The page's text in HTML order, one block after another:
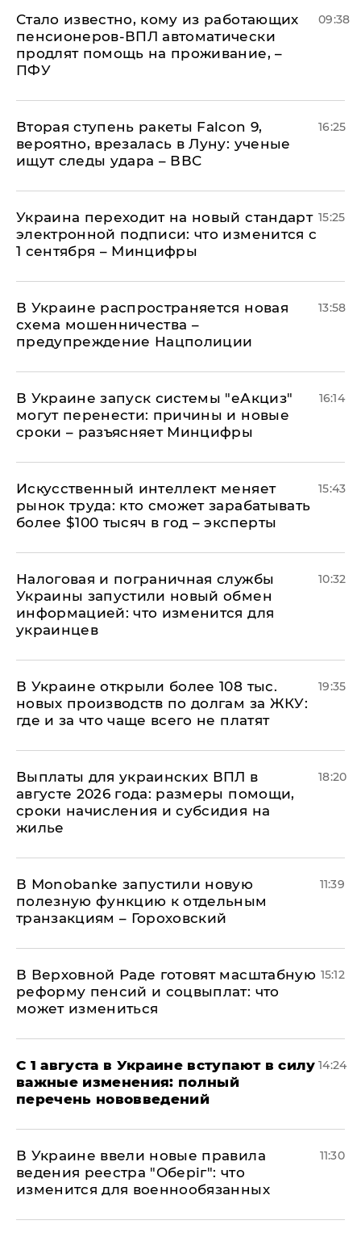
Стало известно, кому из работающих
пенсионеров-ВПЛ автоматически
продлят помощь на проживание, –
ПФУ
09:38
Вторая ступень ракеты Falcon 9,
вероятно, врезалась в Луну: ученые
ищут следы удара – ВВС
16:25
Украина переходит на новый стандарт
электронной подписи: что изменится с
1 сентября – Минцифры
15:25
В Украине распространяется новая
схема мошенничества –
предупреждение Нацполиции
13:58
В Украине запуск системы "еАкциз"
могут перенести: причины и новые
сроки – разъясняет Минцифры
16:14
Искусственный интеллект меняет
рынок труда: кто сможет зарабатывать
более $100 тысяч в год – эксперты
15:43
Налоговая и пограничная службы
Украины запустили новый обмен
информацией: что изменится для
украинцев
10:32
В Украине открыли более 108 тыс.
новых производств по долгам за ЖКУ:
где и за что чаще всего не платят
19:35
Выплаты для украинских ВПЛ в
августе 2026 года: размеры помощи,
сроки начисления и субсидия на
жилье
18:20
В Мonobankе запустили новую
полезную функцию к отдельным
транзакциям – Гороховский
11:39
В Верховной Раде готовят масштабную
реформу пенсий и соцвыплат: что
может измениться
15:12
С 1 августа в Украине вступают в силу
важные изменения: полный
перечень нововведений
14:24
В Украине ввели новые правила
ведения реестра "Оберіг": что
изменится для военнообязанных
11:30